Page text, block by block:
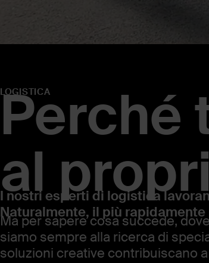
LOGISTICA
Perché
al
I nostri esperti di logistica
Naturalmente, il più
Ma per sapere cosa succede,
siamo sempre alla ricerca di
soluzioni creative contribuiscano